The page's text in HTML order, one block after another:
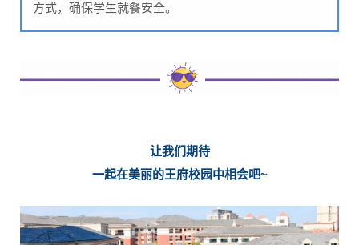
方式，确保学生就餐安全。
让我们期待
一起在美丽的王府校园中相会吧~